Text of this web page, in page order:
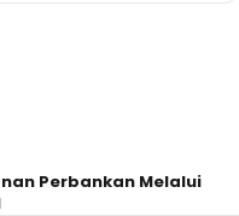
Perbankan Melalui